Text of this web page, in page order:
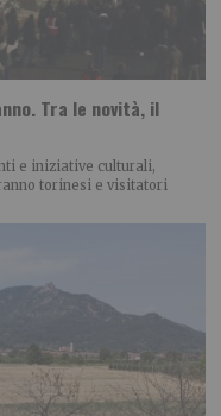
Tra le novità, il
e iniziative culturali,
torinesi e visitatori